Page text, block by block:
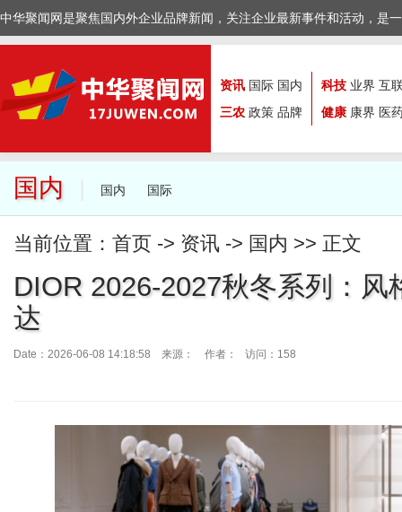
中华聚闻网是聚焦国内外企业品牌新闻，关注企业最新事件和活动，是
资讯 国际 国内
三农 政策 品牌
科技 业界 互
健康 康界 医
国内 国内 国际
当前位置： 首页 -> 资讯 -> 国内 >> 正文
DIOR 2026-2027秋冬系列：风
达
Date：2026-06-08 14:18:58 来源： 作者： 访问：158